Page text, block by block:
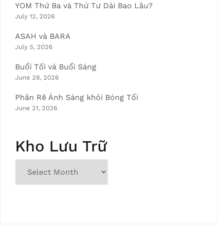
YOM Thứ Ba và Thứ Tư Dài Bao Lâu?
July 12, 2026
ASAH và BARA
July 5, 2026
Buổi Tối và Buổi Sáng
June 28, 2026
Phân Rẽ Ánh Sáng khỏi Bóng Tối
June 21, 2026
Kho Lưu Trữ